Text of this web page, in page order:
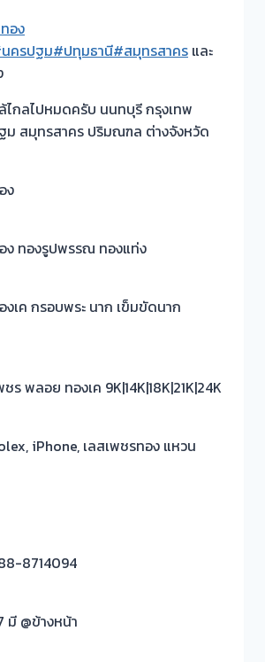
อง
ครปฐม#ปทุมธานี#สมุทรสาคร และ
ไกลไปหมดครับ นนทบุรี กรุงเทพ
ม สมุทรสาคร ปริมณฑล ต่างจังหวัด
ง
ง ทองรูปพรรณ ทองแท่ง
เค กรอบพระ นาก เข็มขัดนาก
ร พลอย ทองเค 9K|14K|18K|21K|24K
iPhone, เลสเพชรทอง แหวน
8714094
มี @ข้างหน้า